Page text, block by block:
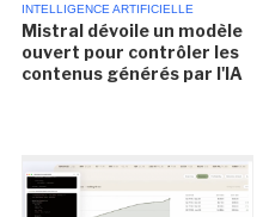
INTELLIGENCE ARTIFICIELLE
Mistral dévoile un modèle
ouvert pour contrôler les
contenus générés par l'IA